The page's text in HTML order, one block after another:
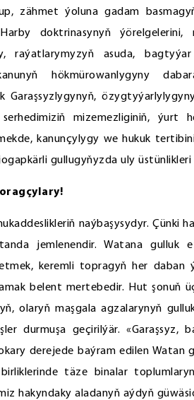
zähmet ýoluna gadam
doktrinasynyň
raýatlarymyzyň asuda,
hökmürowanlygyny
Garaşsyzlygynyň,
mizemezliginiň, ýurt
kanunçylygy we hukuk
gullugyňyzda uly
naýbaşysydyr. Çünki
jemlenendir. Watana
keremli topragyň her daban
belent mertebedir. Hut şonuň
olaryň maşgala agzalarynyň
durmuşa geçirilýär.
derejede baýram edilen
täze binalar
hakyndaky aladanyň aýdyň